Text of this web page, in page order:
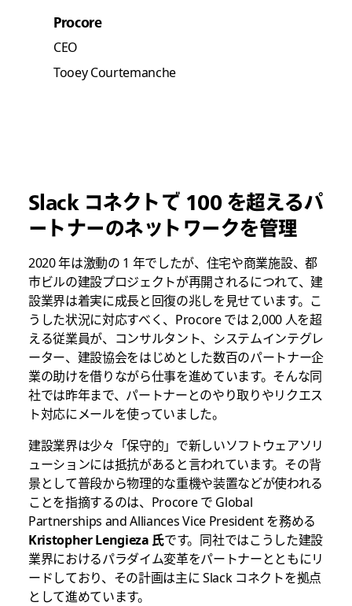
Procore
CEO
Tooey Courtemanche
Slack コネクトで 100 を超えるパ
ートナーのネットワークを管理
2020 年は激動の 1 年でしたが、住宅や商業施設、都
市ビルの建設プロジェクトが再開されるにつれて、建
設業界は着実に成長と回復の兆しを見せています。こ
うした状況に対応すべく、Procore では 2,000 人を超
える従業員が、コンサルタント、システムインテグレ
ーター、建設協会をはじめとした数百のパートナー企
業の助けを借りながら仕事を進めています。そんな同
社では昨年まで、パートナーとのやり取りやリクエス
ト対応にメールを使っていました。
建設業界は少々「保守的」で新しいソフトウェアソリ
ューションには抵抗があると言われています。その背
景として普段から物理的な重機や装置などが使われる
ことを指摘するのは、Procore で Global
Partnerships and Alliances Vice President を務める
Kristopher Lengieza 氏です。同社ではこうした建設
業界におけるパラダイム変革をパートナーとともにリ
ードしており、その計画は主に Slack コネクトを拠点
として進めています。